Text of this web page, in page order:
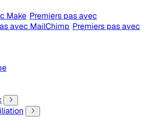
Make Premiers pas avec
avec MailChimp Premiers pas avec